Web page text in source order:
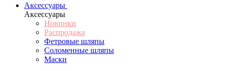
Аксессуары
Аксессуары
Новинки
Распродажа
Фетровые шляпы
Соломенные шляпы
Маски